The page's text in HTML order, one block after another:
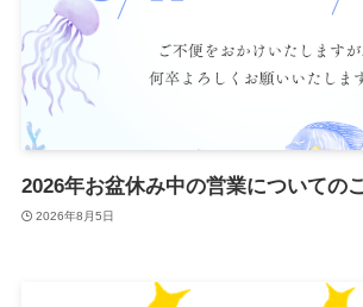
2026年お盆休み中の営業についての
2026年8月5日